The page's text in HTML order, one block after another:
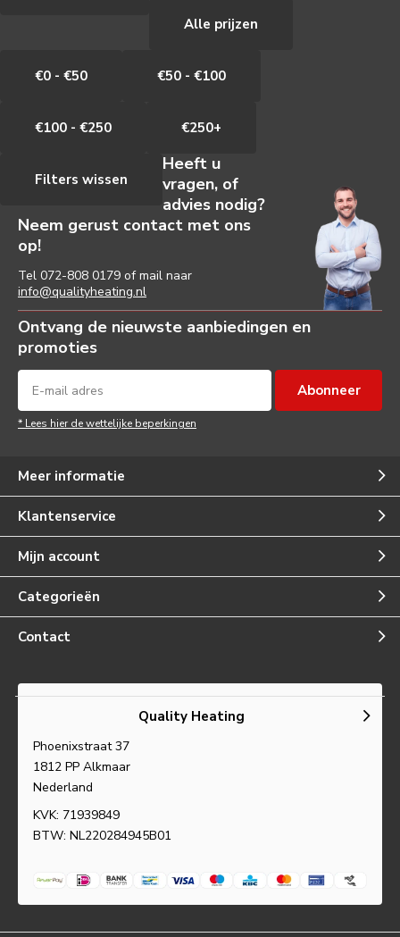
Alle prijzen
€0 - €50 €50 - €100
€100 - €250 €250+
Filters wissen
Heeft u
vragen, of
advies nodig?
Neem gerust contact met ons
op!
Tel 072-808 0179 of mail naar
info@qualityheating.nl
Ontvang de nieuwste aanbiedingen en
promoties
Abonneer
* Lees hier de wettelijke beperkingen
Meer informatie
Klantenservice
Mijn account
Categorieën
Contact
Quality Heating
Phoenixstraat 37
1812 PP Alkmaar
Nederland
KVK: 71939849
BTW: NL220284945B01